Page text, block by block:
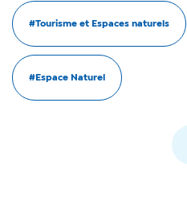
#Tourisme et Espaces naturels
#Espace Naturel